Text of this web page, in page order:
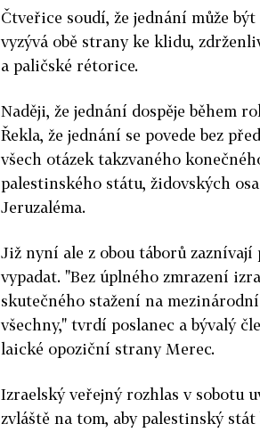
Čtveřice soudí, že jednání může
vyzývá obě strany ke klidu,
a paličské rétorice.
Naději, že jednání dospěje během
Řekla, že jednání se povede bez
všech otázek takzvaného
palestinského státu, židovských
Jeruzaléma.
Již nyní ale z obou táborů zaznívají
vypadat. "Bez úplného zmrazení
skutečného stažení na
všechny," tvrdí poslanec a bývalý
laické opoziční strany Merec.
Izraelský veřejný rozhlas v sobotu
zvláště na tom, aby palestinský